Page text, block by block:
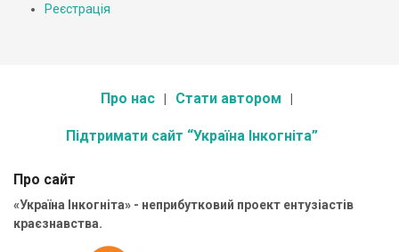
Реєстрація
Про нас Стати автором
Підтримати сайт “Україна Інкогніта”
Про сайт
«Україна Інкогніта» - неприбутковий проект ентузіастів
краєзнавства.